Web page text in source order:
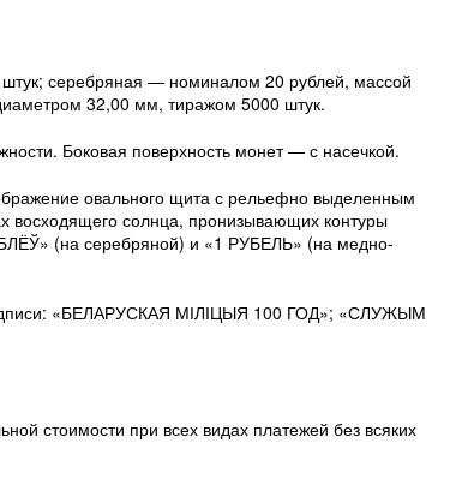
серебряная — номиналом 20 рублей, массой
32,00 мм, тиражом 5000 штук.
Боковая поверхность монет — с насечкой.
овального щита с рельефно выделенным
восходящего солнца, пронизывающих контуры
(на серебряной) и «1 РУБЕЛЬ» (на медно-
«БЕЛАРУСКАЯ МІЛІЦЫЯ 100 ГОД»; «СЛУЖЫМ
стоимости при всех видах платежей без всяких